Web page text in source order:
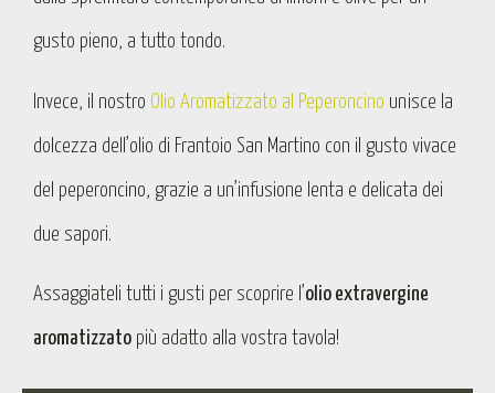
gusto pieno, a tutto tondo.
Invece, il nostro Olio Aromatizzato al Peperoncino unisce la
dolcezza dell’olio di Frantoio San Martino con il gusto vivace
del peperoncino, grazie a un’infusione lenta e delicata dei
due sapori.
Assaggiateli tutti i gusti per scoprire l’olio extravergine
aromatizzato più adatto alla vostra tavola!